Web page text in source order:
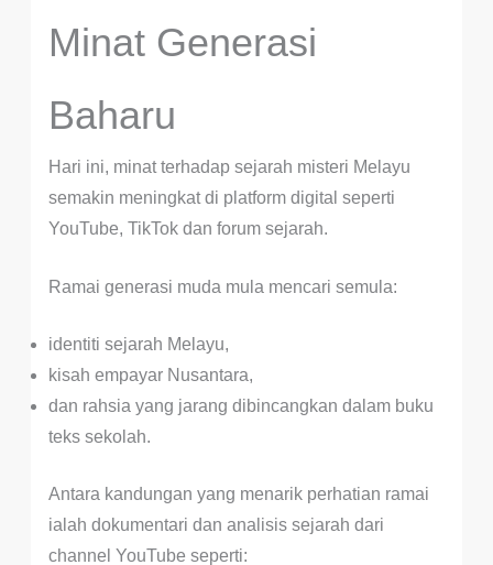
Minat Generasi
Baharu
Hari ini, minat terhadap sejarah misteri Melayu
semakin meningkat di platform digital seperti
YouTube, TikTok dan forum sejarah.
Ramai generasi muda mula mencari semula:
identiti sejarah Melayu,
kisah empayar Nusantara,
dan rahsia yang jarang dibincangkan dalam buku
teks sekolah.
Antara kandungan yang menarik perhatian ramai
ialah dokumentari dan analisis sejarah dari
channel YouTube seperti: